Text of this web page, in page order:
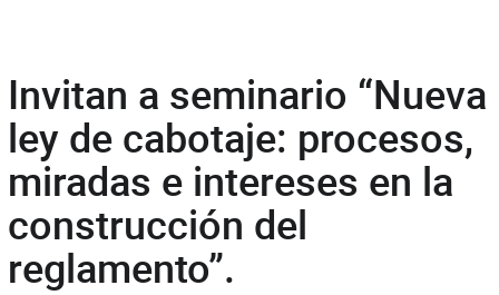
Invitan a seminario “Nueva
ley de cabotaje: procesos,
miradas e intereses en la
construcción del
reglamento”.